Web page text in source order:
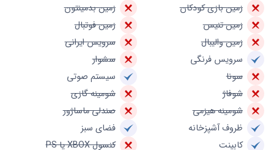
زمین بازی کودکان
زمین بدمینتون
زمین تنیس
زمین فوتبال
زمین والیبال
سرویس ایرانی
سرویس فرنگی
سشوار
سونا
سیستم صوتی
شوفاژ
شومینه گازی
شومینه هیزمی
صندلی ماساژور
ظروف آشپزخانه
فضای سبز
کابینت
کنسول XBOX یا PS